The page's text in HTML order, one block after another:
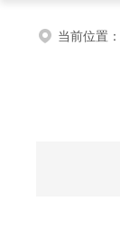
当前位置：